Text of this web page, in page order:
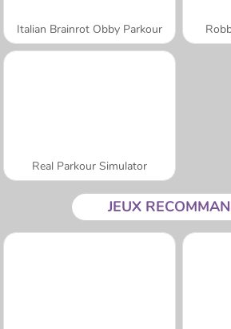
Italian Brainrot Obby Parkour
Real Parkour Simulator
JEUX